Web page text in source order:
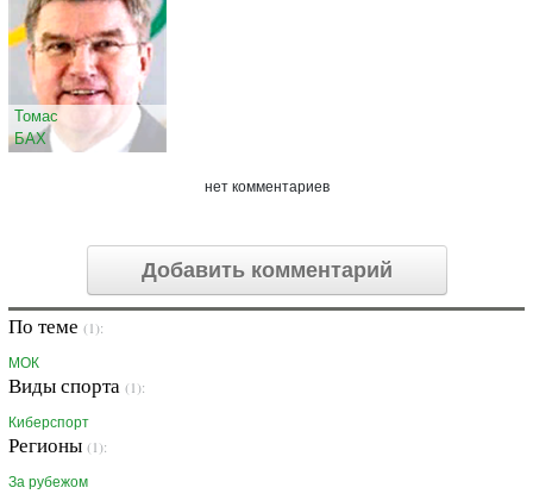
Томас
БАХ
нет комментариев
Добавить комментарий
По теме (1):
МОК
Виды спорта (1):
Киберспорт
Регионы (1):
За рубежом